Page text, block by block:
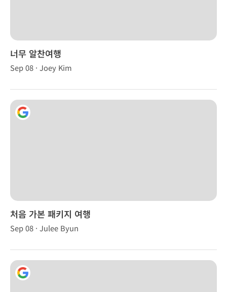
너무 알찬여행
Sep 08 · Joey Kim
처음 가본 패키지 여행
Sep 08 · Julee Byun